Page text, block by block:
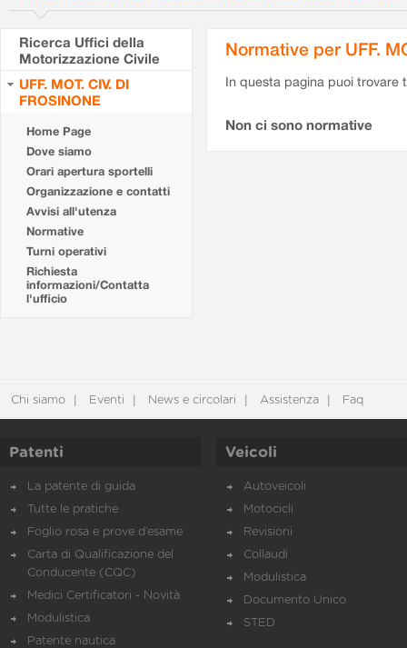
Ricerca Uffici della
Motorizzazione Civile
UFF. MOT. CIV. DI
FROSINONE
Home Page
Dove siamo
Orari apertura sportelli
Organizzazione e contatti
Avvisi all'utenza
Normative
Turni operativi
Richiesta
informazioni/Contatta
l'ufficio
Normative per UFF.
In questa pagina puoi
Non ci sono normative
Chi siamo Eventi News e circolari Assistenza Faq
Patenti
La patente di guida
Tutte le pratiche
Foglio rosa e prove d’esame
Carta di Qualificazione del
Conducente (CQC)
Medici Certificatori - Novità
Modulistica
Patente nautica
Veicoli
Autoveicoli
Motocicli
Revisioni
Collaudi
Modulistica
Documento Unico
STED